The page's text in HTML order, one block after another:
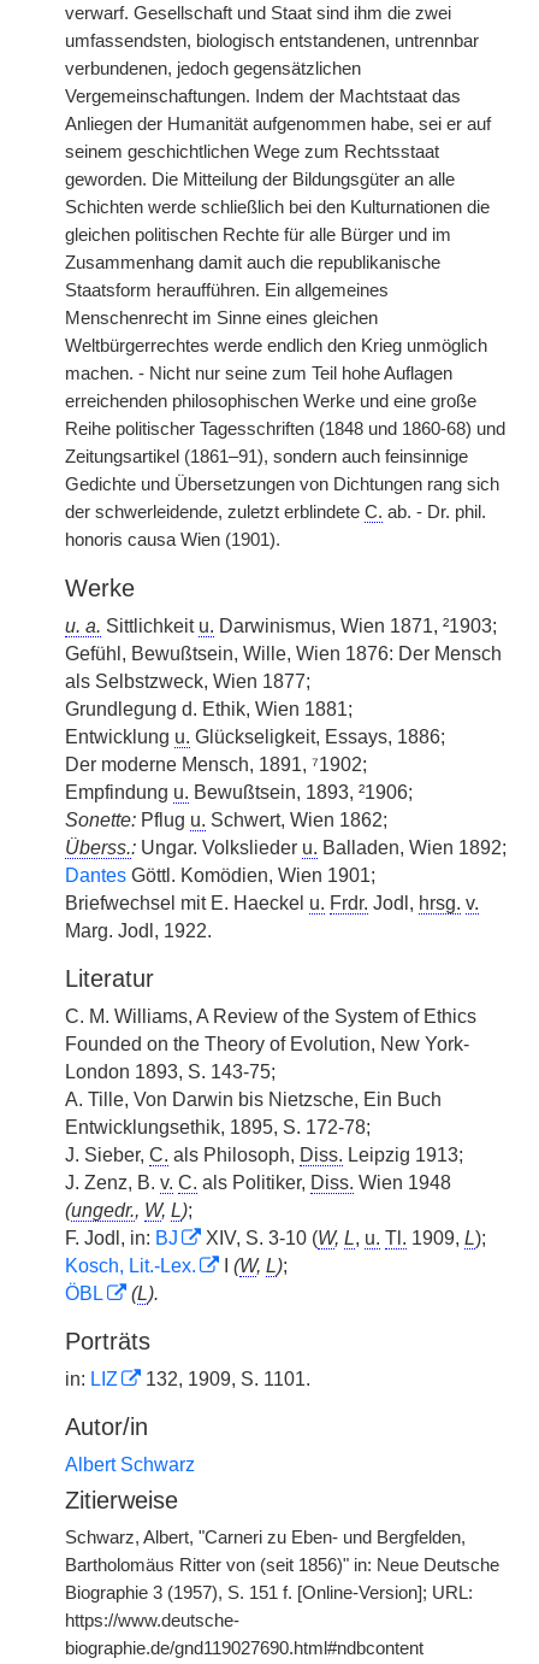
verwarf. Gesellschaft und Staat sind ihm die zwei
umfassendsten, biologisch entstandenen, untrennbar
verbundenen, jedoch gegensätzlichen
Vergemeinschaftungen. Indem der Machtstaat das
Anliegen der Humanität aufgenommen habe, sei er auf
seinem geschichtlichen Wege zum Rechtsstaat
geworden. Die Mitteilung der Bildungsgüter an alle
Schichten werde schließlich bei den Kulturnationen die
gleichen politischen Rechte für alle Bürger und im
Zusammenhang damit auch die republikanische
Staatsform heraufführen. Ein allgemeines
Menschenrecht im Sinne eines gleichen
Weltbürgerrechtes werde endlich den Krieg unmöglich
machen. - Nicht nur seine zum Teil hohe Auflagen
erreichenden philosophischen Werke und eine große
Reihe politischer Tagesschriften (1848 und 1860-68) und
Zeitungsartikel (1861–91), sondern auch feinsinnige
Gedichte und Übersetzungen von Dichtungen rang sich
der schwerleidende, zuletzt erblindete C. ab. - Dr. phil.
honoris causa Wien (1901).
Werke
u. a. Sittlichkeit u. Darwinismus, Wien 1871, ²1903;
Gefühl, Bewußtsein, Wille, Wien 1876: Der Mensch
als Selbstzweck, Wien 1877;
Grundlegung d. Ethik, Wien 1881;
Entwicklung u. Glückseligkeit, Essays, 1886;
Der moderne Mensch, 1891, ⁷1902;
Empfindung u. Bewußtsein, 1893, ²1906;
Sonette: Pflug u. Schwert, Wien 1862;
Überss.: Ungar. Volkslieder u. Balladen, Wien 1892;
Dantes Göttl. Komödien, Wien 1901;
Briefwechsel mit E. Haeckel u. Frdr. Jodl, hrsg. v.
Marg. Jodl, 1922.
Literatur
C. M. Williams, A Review of the System of Ethics
Founded on the Theory of Evolution, New York-
London 1893, S. 143-75;
A. Tille, Von Darwin bis Nietzsche, Ein Buch
Entwicklungsethik, 1895, S. 172-78;
J. Sieber, C. als Philosoph, Diss. Leipzig 1913;
J. Zenz, B. v. C. als Politiker, Diss. Wien 1948
(ungedr., W, L);
F. Jodl, in: BJ XIV, S. 3-10 (W, L, u. Tl. 1909, L);
Kosch, Lit.-Lex.
(W, L);
ÖBL
(L).
Porträts
in: LIZ 132, 1909, S. 1101.
Autor/in
Albert Schwarz
Zitierweise
Schwarz, Albert, "Carneri zu Eben- und Bergfelden,
Bartholomäus Ritter von (seit 1856)" in: Neue Deutsche
Biographie 3 (1957), S. 151 f. [Online-Version]; URL:
https://www.deutsche-
biographie.de/gnd119027690.html#ndbcontent